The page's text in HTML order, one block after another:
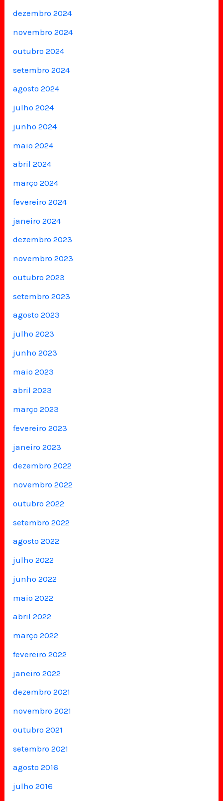
dezembro 2024
novembro 2024
outubro 2024
setembro 2024
agosto 2024
julho 2024
junho 2024
maio 2024
abril 2024
março 2024
fevereiro 2024
janeiro 2024
dezembro 2023
novembro 2023
outubro 2023
setembro 2023
agosto 2023
julho 2023
junho 2023
maio 2023
abril 2023
março 2023
fevereiro 2023
janeiro 2023
dezembro 2022
novembro 2022
outubro 2022
setembro 2022
agosto 2022
julho 2022
junho 2022
maio 2022
abril 2022
março 2022
fevereiro 2022
janeiro 2022
dezembro 2021
novembro 2021
outubro 2021
setembro 2021
agosto 2016
julho 2016